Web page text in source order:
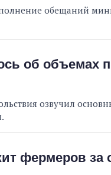
обещаний
об объемах
озвучил
фермеров за